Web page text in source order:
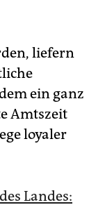
liefern
ein ganz
Amtszeit
loyaler
Landes: